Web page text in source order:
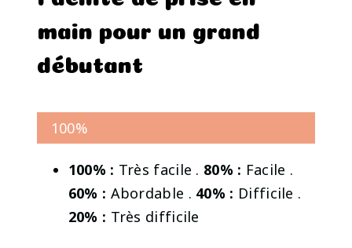
main pour un grand
débutant
100%
100% : Très facile . 80% : Facile .
60% : Abordable . 40% : Difficile .
20% : Très difficile